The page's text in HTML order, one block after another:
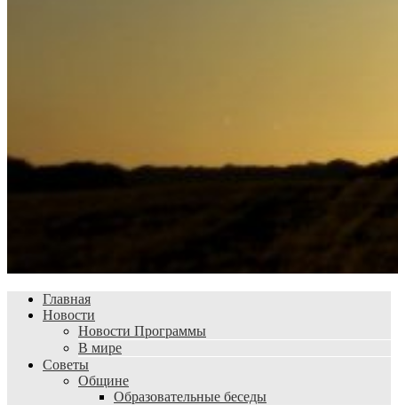
Главная
Новости
Новости Программы
В мире
Советы
Общине
Образовательные беседы